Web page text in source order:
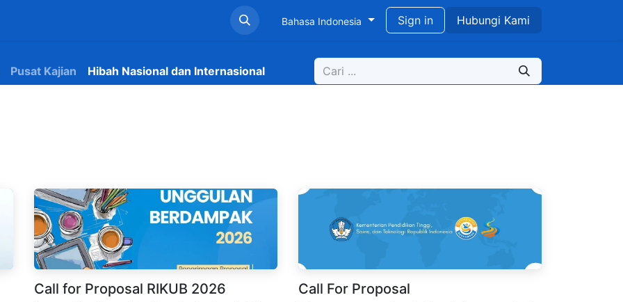
Informasi Pendidikan untuk Pengembangan Berkelanjutan
Bahasa Indonesia Sign in Hubungi Kami
Pusat Kajian Hibah Nasional dan Internasional
Call for Proposal RIKUB 2026 Call For Proposal